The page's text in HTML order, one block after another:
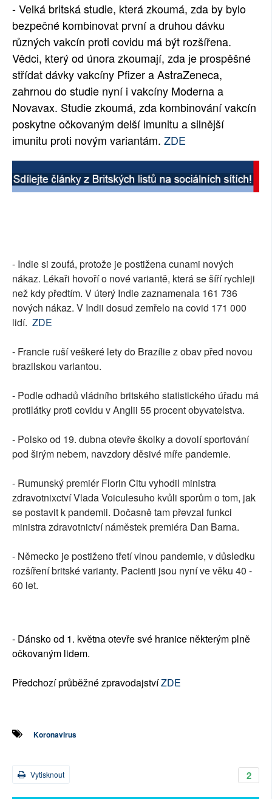
- Velká britská studie, která zkoumá, zda by bylo
bezpečné kombinovat první a druhou dávku
různých vakcín proti covidu má být rozšířena.
Vědci, který od února zkoumají, zda je prospěšné
střídat dávky vakcíny Pfizer a AstraZeneca,
zahrnou do studie nyní i vakcíny Moderna a
Novavax. Studie zkoumá, zda kombinování vakcín
poskytne očkovaným delší imunitu a silnější
imunitu proti novým variantám. ZDE
- Indie si zoufá, protože je postižena cunami nových
nákaz. Lékaři hovoří o nové variantě, která se šíří rychleji
než kdy předtím. V úterý Indie zaznamenala 161 736
nových nákaz. V Indii dosud zemřelo na covid 171 000
lidí. ZDE
- Francie ruší veškeré lety do Brazílie z obav před novou
brazilskou variantou.
- Podle odhadů vládního britského statistického úřadu má
protilátky proti covidu v Anglii 55 procent obyvatelstva.
- Polsko od 19. dubna otevře školky a dovolí sportování
pod širým nebem, navzdory děsivé míře pandemie.
- Rumunský premiér Florin Citu vyhodil ministra
zdravotnixctví Vlada Voiculesuho kvůli sporům o tom, jak
se postavit k pandemii. Dočasně tam převzal funkci
ministra zdravotnictví náměstek premiéra Dan Barna.
- Německo je postiženo třetí vlnou pandemie, v důsledku
rozšíření britské varianty. Pacienti jsou nyní ve věku 40 -
60 let.
- Dánsko od 1. května otevře své hranice některým plně
očkovaným lidem.
Předchozí průběžné zpravodajstvíZDE
Koronavirus
2
Vytisknout